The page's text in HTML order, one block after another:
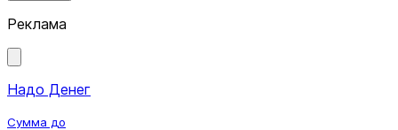
Реклама
Надо Денег
Сумма до